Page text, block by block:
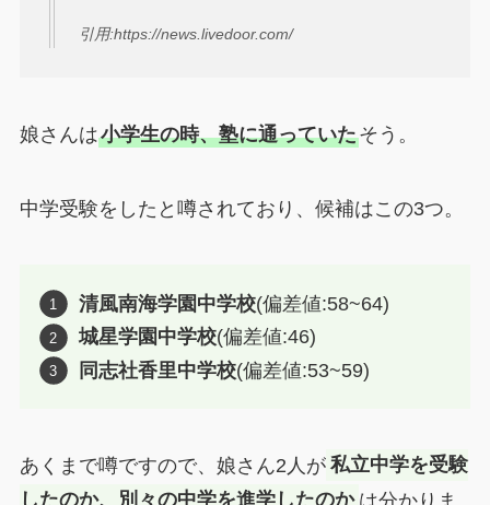
引用:https://news.livedoor.com/
娘さんは小学生の時、塾に通っていたそう。
中学受験をしたと噂されており、候補はこの3つ。
清風南海学園中学校(偏差値:58~64)
城星学園中学校(偏差値:46)
同志社香里中学校(偏差値:53~59)
あくまで噂ですので、娘さん2人が 私立中学を受験
したのか、別々の中学を進学したのか は分かりま